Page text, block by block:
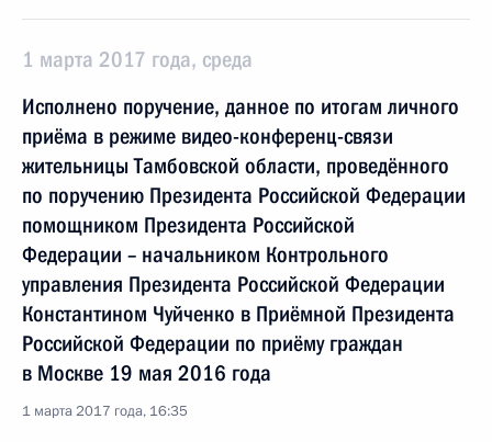
1 марта 2017 года, среда
Исполнено поручение, данное по итогам личного
приёма в режиме видео-конференц-связи
жительницы Тамбовской области, проведённого
по поручению Президента Российской Федерации
помощником Президента Российской
Федерации – начальником Контрольного
управления Президента Российской Федерации
Константином Чуйченко в Приёмной Президента
Российской Федерации по приёму граждан
в Москве 19 мая 2016 года
1 марта 2017 года, 16:35